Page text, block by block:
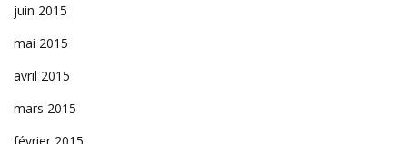
juin 2015
mai 2015
avril 2015
mars 2015